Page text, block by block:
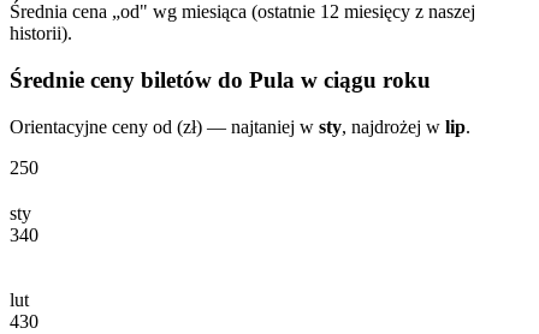
Średnia cena „od" wg miesiąca (ostatnie 12 miesięcy z naszej
historii).
Średnie ceny biletów do Pula w ciągu roku
Orientacyjne ceny od (zł) — najtaniej w sty, najdrożej w lip.
250
sty
340
lut
430